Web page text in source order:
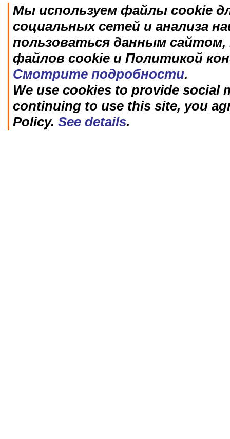
Мы используем файлы cookie
социальных сетей и анализа
пользоваться данным
файлов cookie и Политикой
Смотрите подробности.
We use cookies to provide social
continuing to use this site, you
Policy. See details.